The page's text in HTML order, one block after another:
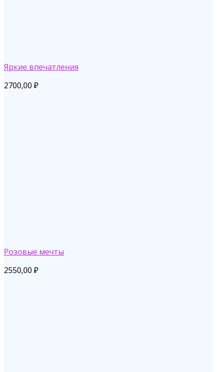
Яркие впечатления
2700,00 ₽
Розовые мечты
2550,00 ₽